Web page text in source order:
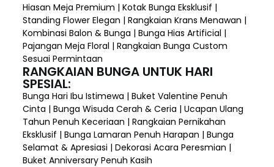
Hiasan Meja Premium | Kotak Bunga Eksklusif |
Standing Flower Elegan | Rangkaian Krans Menawan |
Kombinasi Balon & Bunga | Bunga Hias Artificial |
Pajangan Meja Floral | Rangkaian Bunga Custom
Sesuai Permintaan
RANGKAIAN BUNGA UNTUK HARI
SPESIAL:
Bunga Hari Ibu Istimewa | Buket Valentine Penuh
Cinta | Bunga Wisuda Cerah & Ceria | Ucapan Ulang
Tahun Penuh Keceriaan | Rangkaian Pernikahan
Eksklusif | Bunga Lamaran Penuh Harapan | Bunga
Selamat & Apresiasi | Dekorasi Acara Peresmian |
Buket Anniversary Penuh Kasih